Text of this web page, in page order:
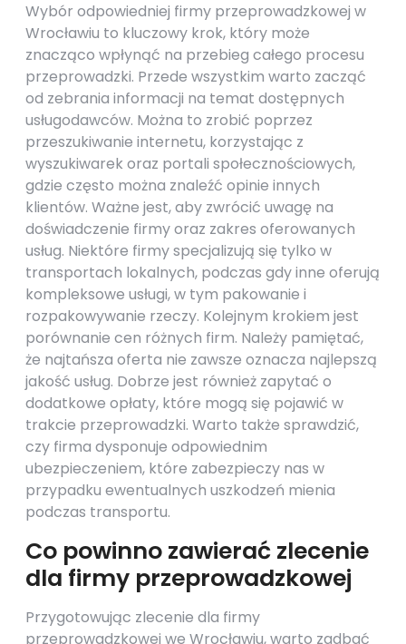
Wybór odpowiedniej firmy przeprowadzkowej w
Wrocławiu to kluczowy krok, który może
znacząco wpłynąć na przebieg całego procesu
przeprowadzki. Przede wszystkim warto zacząć
od zebrania informacji na temat dostępnych
usługodawców. Można to zrobić poprzez
przeszukiwanie internetu, korzystając z
wyszukiwarek oraz portali społecznościowych,
gdzie często można znaleźć opinie innych
klientów. Ważne jest, aby zwrócić uwagę na
doświadczenie firmy oraz zakres oferowanych
usług. Niektóre firmy specjalizują się tylko w
transportach lokalnych, podczas gdy inne oferują
kompleksowe usługi, w tym pakowanie i
rozpakowywanie rzeczy. Kolejnym krokiem jest
porównanie cen różnych firm. Należy pamiętać,
że najtańsza oferta nie zawsze oznacza najlepszą
jakość usług. Dobrze jest również zapytać o
dodatkowe opłaty, które mogą się pojawić w
trakcie przeprowadzki. Warto także sprawdzić,
czy firma dysponuje odpowiednim
ubezpieczeniem, które zabezpieczy nas w
przypadku ewentualnych uszkodzeń mienia
podczas transportu.
Co powinno zawierać zlecenie
dla firmy przeprowadzkowej
Przygotowując zlecenie dla firmy
przeprowadzkowej we Wrocławiu, warto zadbać